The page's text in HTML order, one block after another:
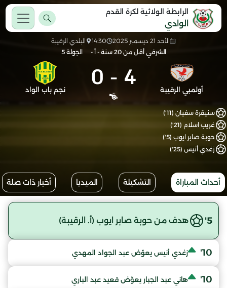
الرابطة الولائية لكرة القدم
الوادي
الأحد 21 ديسمبر 2025 14:30
البلدي الرقيبة
الشرفي أقل من 20 سنة - أ -
الجولة 5
أولمبي الرقيبة 4
-
0 نجم باب الواد
سنيقرة سفيان (11')
غريب اسلام (21')
حوبة صابر ايوب (5')
زغدي أنيس (25')
أحداث المباراة التشكيلة الميديا أخبار ذات صلة
5' هدف من حوبة صابر ايوب (أ. الرقيبة)
10' زغدي أنيس يعوّض عبد الجواد المهدي
10' هاني عبد الجبار يعوّض قعيد عبد الباري